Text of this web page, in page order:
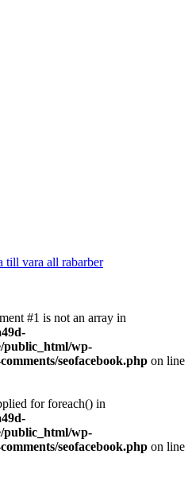
till vara all rabarber
#1 is not an array in
public_html/wp-
seofacebook.php on line
for foreach() in
public_html/wp-
seofacebook.php on line